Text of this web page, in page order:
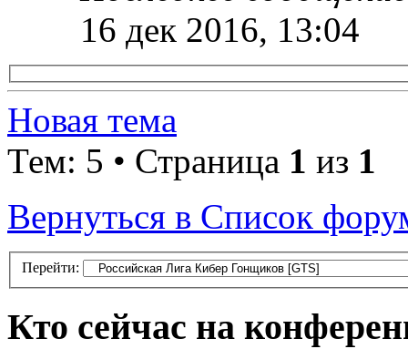
16 дек 2016, 13:04
Новая тема
Тем: 5 • Страница 1 из 1
Вернуться в Список
Перейти:
Кто сейчас на